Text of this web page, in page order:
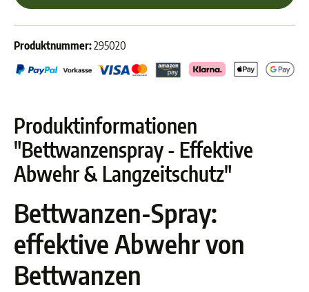
Produktnummer:295020
Produktinformationen
"Bettwanzenspray - Effektive
Abwehr & Langzeitschutz"
Bettwanzen-Spray:
effektive Abwehr von
Bettwanzen